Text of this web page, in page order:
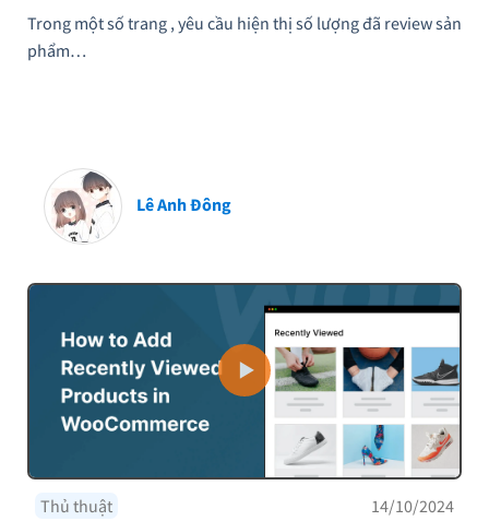
Trong một số trang , yêu cầu hiện thị số lượng đã review sản
phẩm…
Lê Anh Đông
Thủ thuật 14/10/2024